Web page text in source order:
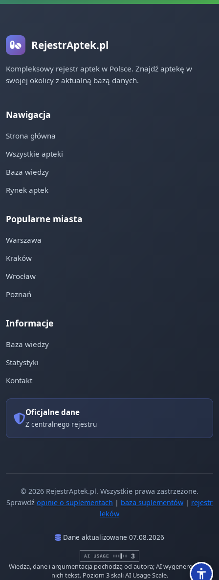
RejestrAptek.pl
Kompleksowy rejestr aptek w Polsce. Znajdź aptekę w
swojej okolicy z aktualną bazą danych.
Nawigacja
Strona główna
Wszystkie apteki
Baza wiedzy
Rynek aptek
Popularne miasta
Warszawa
Kraków
Wrocław
Poznań
Informacje
Baza wiedzy
Statystyki
Kontakt
Oficjalne dane
Z centralnego rejestru
© 2026 RejestrAptek.pl. Wszystkie prawa zastrzeżone.
Sprawdź opinie o suplementach | baza suplementów | rejestr
leków
Dane aktualizowane 07.08.2026
Wiedza, dane i argumentacja pochodzą od autora; AI wygenerowało z
nich tekst. Poziom 3 skali AI Usage Scale.